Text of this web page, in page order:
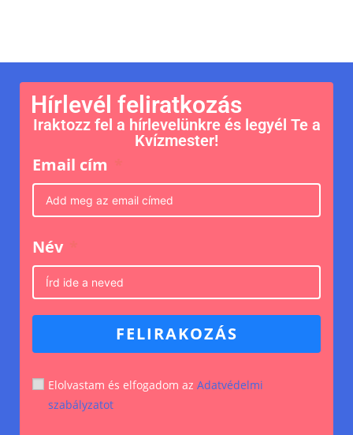
Hírlevél feliratkozás
Iraktozz fel a hírlevelünkre és legyél Te a
Kvízmester!
Email cím
Név
FELIRAKOZÁS
Elolvastam és elfogadom az Adatvédelmi
szabályzatot